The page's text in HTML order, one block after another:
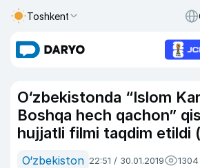
Toshkent
O‘zbekistonda “Islom
Boshqa hech qachon”
hujjatli filmi taqdim etildi
O‘zbekiston 22:51 / 30.01.2019 1304